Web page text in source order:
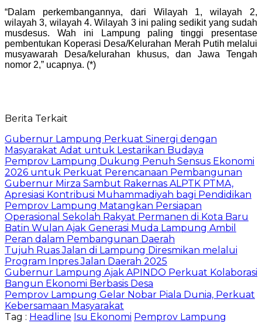
“Dalam perkembangannya, dari Wilayah 1, wilayah 2,
wilayah 3, wilayah 4. Wilayah 3 ini paling sedikit yang sudah
musdesus. Wah ini Lampung paling tinggi presentase
pembentukan Koperasi Desa/Kelurahan Merah Putih melalui
musyawarah Desa/kelurahan khusus, dan Jawa Tengah
nomor 2,” ucapnya. (*)
Berita Terkait
Gubernur Lampung Perkuat Sinergi dengan
Masyarakat Adat untuk Lestarikan Budaya
Pemprov Lampung Dukung Penuh Sensus Ekonomi
2026 untuk Perkuat Perencanaan Pembangunan
Gubernur Mirza Sambut Rakernas ALPTK PTMA,
Apresiasi Kontribusi Muhammadiyah bagi Pendidikan
Pemprov Lampung Matangkan Persiapan
Operasional Sekolah Rakyat Permanen di Kota Baru
Batin Wulan Ajak Generasi Muda Lampung Ambil
Peran dalam Pembangunan Daerah
Tujuh Ruas Jalan di Lampung Diresmikan melalui
Program Inpres Jalan Daerah 2025
Gubernur Lampung Ajak APINDO Perkuat Kolaborasi
Bangun Ekonomi Berbasis Desa
Pemprov Lampung Gelar Nobar Piala Dunia, Perkuat
Kebersamaan Masyarakat
Tag : Headline Isu Ekonomi Pemprov Lampung